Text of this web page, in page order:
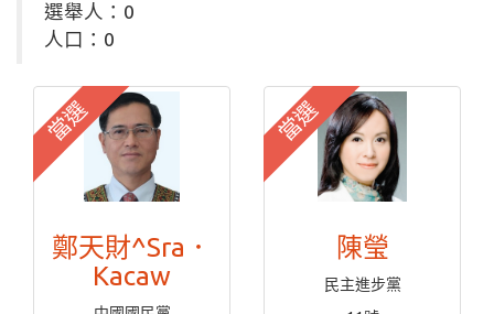
選舉人：0
人口：0
當選
鄭天財^Sra．
Kacaw
當選
陳瑩
民主進步黨